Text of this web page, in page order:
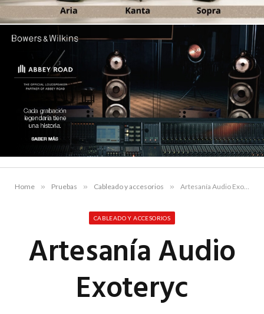
Home » Pruebas » Cableado y accesorios » Artesanía Audio Exoteryc
CABLEADO Y ACCESORIOS
Artesanía Audio
Exoteryc